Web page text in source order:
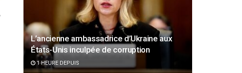
L’ancienne ambassadrice d’Ukraine aux
États-Unis inculpée de corruption
1 HEURE DEPUIS